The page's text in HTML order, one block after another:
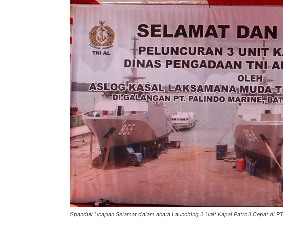
Spanduk Ucapan Selamat dalam acara Launching 3 Unit Kapal Patroli Cepat di